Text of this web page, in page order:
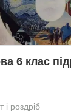
6 клас
і роздріб